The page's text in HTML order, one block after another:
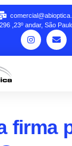
,23º andar, São
firma